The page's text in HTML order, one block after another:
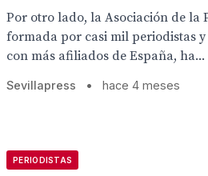
Por otro lado, la Asociación de la
formada por casi mil periodistas
con más afiliados de España, ha...
Sevillapress • hace 4 meses
PERIODISTAS